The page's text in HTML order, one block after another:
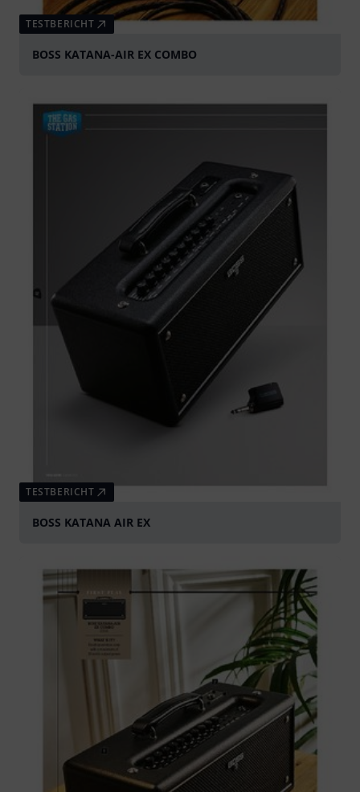
TESTBERICHT
BOSS KATANA-AIR EX COMBO
TESTBERICHT
BOSS KATANA AIR EX